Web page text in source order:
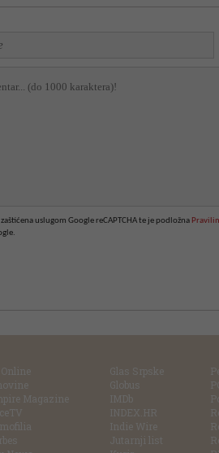
uslugom Google reCAPTCHA te je podložna
Online
Magazine
Glas Srpske
Globus
IMDb
INDEX.HR
Indie Wire
Jutarnji list